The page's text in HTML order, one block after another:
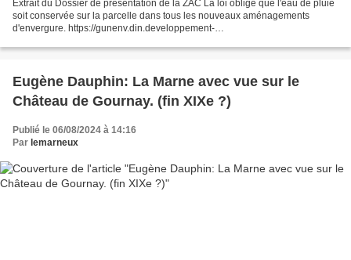
Extrait du Dossier de présentation de la ZAC La loi oblige que l'eau de pluie
soit conservée sur la parcelle dans tous les nouveaux aménagements
d'envergure. https://gunenv.din.developpement-
ae9d-66c63dd4d272 Le...
Eugène Dauphin: La Marne avec vue sur le
Château de Gournay. (fin XIXe ?)
Publié le 06/08/2024 à 14:16
Par lemarneux